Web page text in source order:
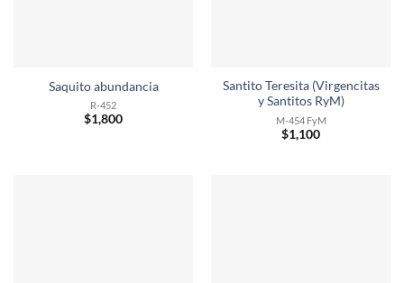
Saquito abundancia
R-452
$1,800
Santito Teresita (Virgencitas
y Santitos RyM)
M-454 FyM
$1,100